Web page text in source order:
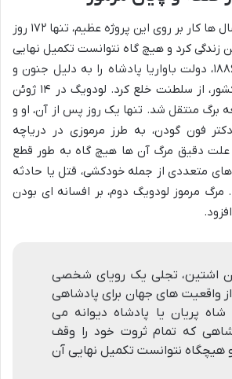
لودویگ دوم، علیرغم سال ها کار بر روی این پروژه عظیم، تنها ۱۷۲ روز
زندگی کرد و هیچ گاه نتوانست تکمیل نهایی
آن را ببیند. در سال ۱۸۸۶، دولت باواریا پادشاه را به دلیل جنون و
ناتوانی در اداره امور کشور، از سلطنت خلع کرد. لودویگ در ۱۴ ژوئن
قلعه برگ منتقل شد. تنها یک روز پس از آن، او و
فون گودن، به طرز مرموزی در دریاچه
علت دقیق مرگ آن ها هیچ گاه به طور قطع
متعددی از جمله خودکشی، قتل یا حادثه
مرگ مرموز لودویگ دوم، بر افسانه ای بودن
اشتین، تجلی یک رویای شخصی
واقعیت های جهان برای پادشاهی
شاه پریان یا پادشاه دیوانه می
که تمام ثروت خود را وقف
و هیچگاه نتوانست تکمیل نهایی آن